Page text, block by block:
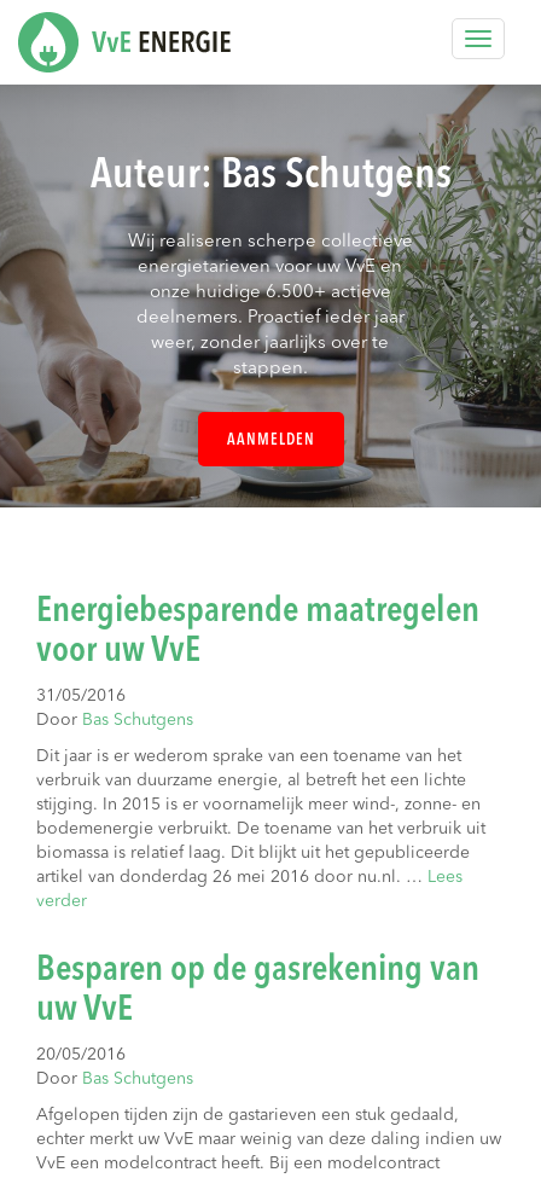
Toggle
Auteur:Bas Schutgens
Wij realiseren scherpe collectieve
energietarieven voor uw VvE en
onze huidige 6.500+ actieve
deelnemers. Proactief ieder jaar
weer, zonder jaarlijks over te
stappen.
AANMELDEN
Energiebesparende maatregelen
voor uw VvE
31/05/2016
Door Bas Schutgens
Dit jaar is er wederom sprake van een toename van het
verbruik van duurzame energie, al betreft het een lichte
stijging. In 2015 is er voornamelijk meer wind-, zonne- en
bodemenergie verbruikt. De toename van het verbruik uit
biomassa is relatief laag. Dit blijkt uit het gepubliceerde
artikel van donderdag 26 mei 2016 door nu.nl. … Lees
verder
Besparen op de gasrekening van
uw VvE
20/05/2016
Door Bas Schutgens
Afgelopen tijden zijn de gastarieven een stuk gedaald,
echter merkt uw VvE maar weinig van deze daling indien uw
VvE een modelcontract heeft. Bij een modelcontract